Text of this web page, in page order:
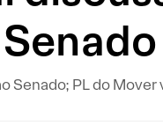
Senado; PL do